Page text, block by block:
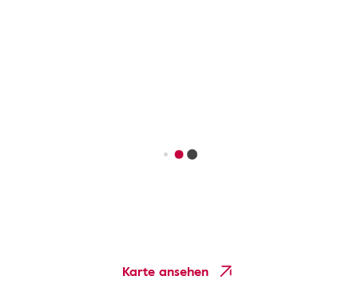
Karte ansehen